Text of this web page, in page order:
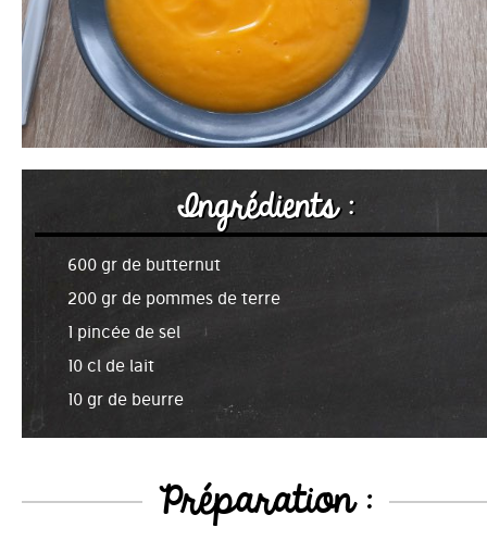
Ingrédients :
600 gr de butternut
200 gr de pommes de terre
1 pincée de sel
10 cl de lait
10 gr de beurre
Préparation :